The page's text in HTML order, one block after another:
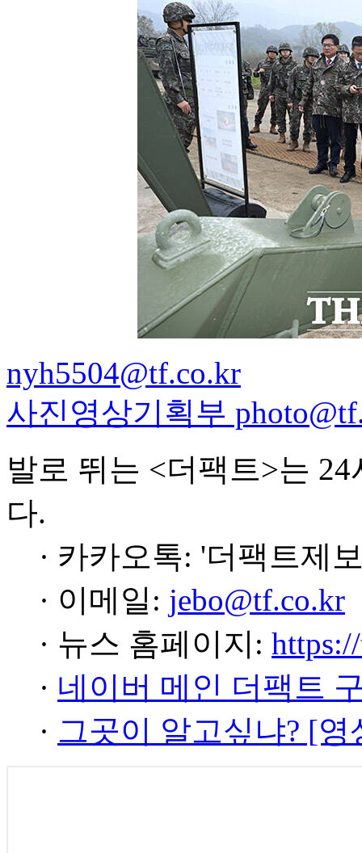
nyh5504@tf.co.kr
사진영상기획부
발로 뛰는 <더팩트>는
다.
· 카카오톡: '더팩트제
· 이메일: jebo@tf.co.kr
· 뉴스 홈페이지:
· 네이버 메인 더팩트
· 그곳이 알고싶냐? [